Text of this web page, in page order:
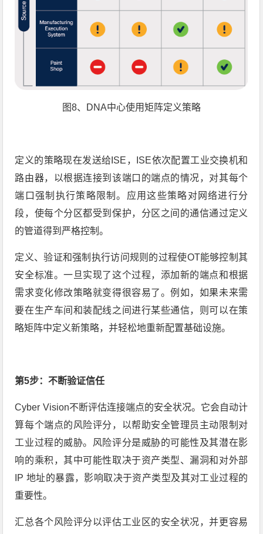
图8、DNA中心使用矩阵定义策略
定义的策略现在发送给ISE，ISE依次配置工业交换机和
路由器，以根据连接到该端口的端点的情况，对其每个
端口强制执行策略限制。应用这些策略对网络进行分
段，使每个分区都受到保护，分区之间的通信通过定义
的管道得到严格控制。
定义、验证和强制执行访问规则的过程使OT能够控制其
安全标准。一旦实现了这个过程，添加新的端点和根据
需求变化修改策略就变得很容易了。例如，如果未来需
要在生产车间和装配线之间进行某些通信，则可以在策
略矩阵中定义新策略，并轻松地重新配置基础设施。
第5步：不断验证信任
Cyber Vision不断评估连接端点的安全状况。它会自动计
算每个端点的风险评分，以帮助安全管理员主动限制对
工业过程的威胁。风险评分是威胁的可能性及其潜在影
响的乘积，其中可能性取决于资产类型、漏洞和对外部
IP 地址的暴露，影响取决于资产类型及其对工业过程的
重要性。
汇总各个风险评分以评估工业区的安全状况，并更容易